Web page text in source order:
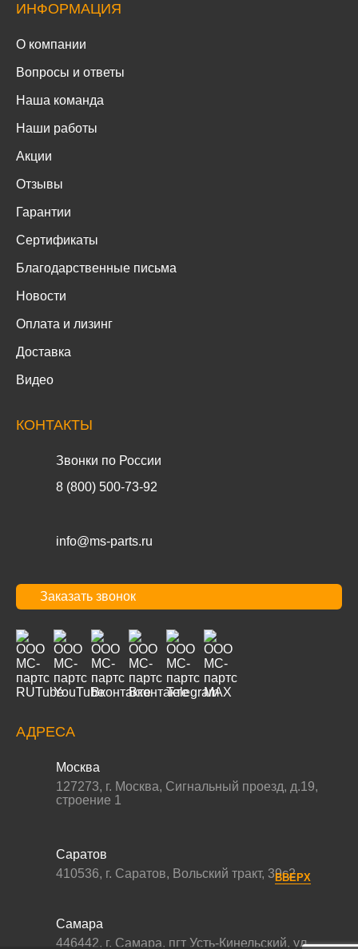
ИНФОРМАЦИЯ
О компании
Вопросы и ответы
Наша команда
Наши работы
Акции
Отзывы
Гарантии
Сертификаты
Благодарственные письма
Новости
Оплата и лизинг
Доставка
Видео
КОНТАКТЫ
Звонки по России
8 (800) 500-73-92
info@ms-parts.ru
Заказать звонок
АДРЕСА
Москва
127273, г. Москва, Сигнальный проезд, д.19,
строение 1
Саратов
410536, г. Саратов, Вольский тракт, 39с2
Самара
446442, г. Самара, пгт Усть-Кинельский, ул.
ВВЕРХ